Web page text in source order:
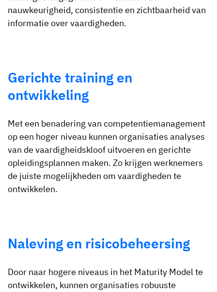
nauwkeurigheid, consistentie en zichtbaarheid van
informatie over vaardigheden.
Gerichte training en
ontwikkeling
Met een benadering van competentiemanagement
op een hoger niveau kunnen organisaties analyses
van de vaardigheidskloof uitvoeren en gerichte
opleidingsplannen maken. Zo krijgen werknemers
de juiste mogelijkheden om vaardigheden te
ontwikkelen.
Naleving en risicobeheersing
Door naar hogere niveaus in het Maturity Model te
ontwikkelen, kunnen organisaties robuuste